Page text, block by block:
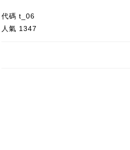
代碼t_06
人氣 1347